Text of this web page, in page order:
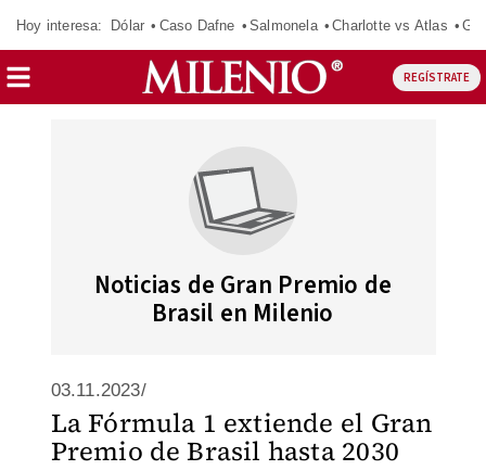
Hoy interesa: Dólar Caso Dafne Salmonela Charlotte vs Atlas
REGÍSTRATE
Noticias de Gran Premio de
Brasil en Milenio
03.11.2023/
La Fórmula 1 extiende el Gran
Premio de Brasil hasta 2030